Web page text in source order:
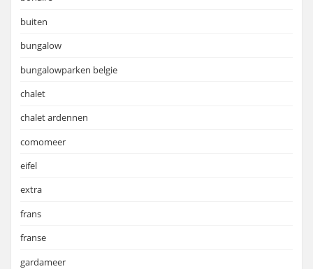
buiten
bungalow
bungalowparken belgie
chalet
chalet ardennen
comomeer
eifel
extra
frans
franse
gardameer